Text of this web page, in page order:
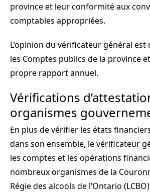
province et leur conformité aux
comptables appropriées.
L’opinion du vérificateur général
les Comptes publics de la province
propre rapport annuel.
Vérifications
organismes
En plus de vérifier les états
dans son ensemble, le vérificateur
les comptes et les opérations
nombreux organismes de la
Régie des alcools de l’Ontario